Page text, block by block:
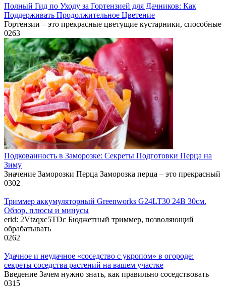
Полный Гид по Уходу за Гортензией для Дачников: Как
Поддерживать Продолжительное Цветение
Гортензии – это прекрасные цветущие кустарники, способные
0263
Подкованность в Заморозке: Секреты Подготовки Перца на
Зиму
Значение Заморозки Перца Заморозка перца – это прекрасный
0302
Триммер аккумуляторный Greenworks G24LT30 24В 30см.
Обзор, плюсы и минусы
erid: 2Vtzqxc5TDc Бюджетный триммер, позволяющий
обрабатывать
0262
Удачное и неудачное «соседство с укропом» в огороде:
секреты соседства растений на вашем участке
Введение Зачем нужно знать, как правильно соседствовать
0315